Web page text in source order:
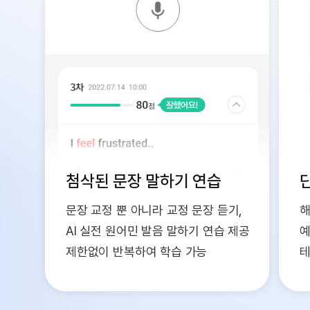
첨삭된 문장 말하기 연습
문장 교정 뿐 아니라 교정 문장 듣기,
AI 실전 원어민 발음 말하기 연습 제공
제한없이 반복하여 학습 가능